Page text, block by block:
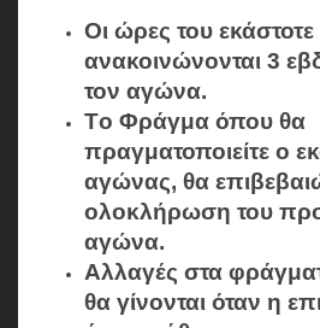
Οι ώρες του
ανακοινώνονται 3
τον αγώνα.
Τo Φράγμα όπου θα
πραγματοποιείτε ο
αγώνας, θα
ολοκλήρωση του
αγώνα.
Αλλαγές στα
θα γίνονται όταν η